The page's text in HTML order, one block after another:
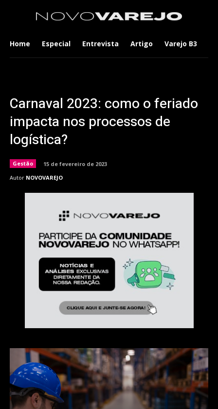
Home Especial Entrevista Artigo Varejo B3
Carnaval 2023: como o feriado
impacta nos processos de
logística?
Gestão
15 de fevereiro de 2023
Autor NOVOVAREJO